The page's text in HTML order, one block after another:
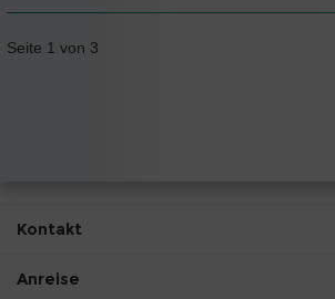
Seite 1 von 3
Kontakt
Anreise